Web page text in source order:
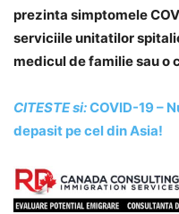
prezinta simptomele
serviciile unitatilor
medicul de familie sau o
CITESTE si:COVID-19 –
depasit pe cel din Asia!